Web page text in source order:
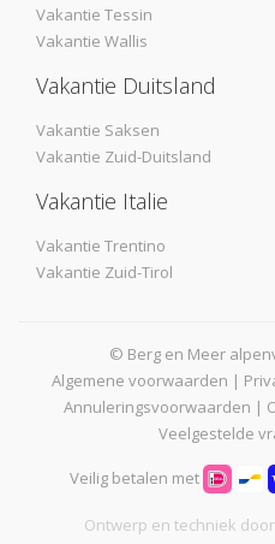
Vakantie Tessin
Vakantie Wallis
Vakantie Duitsland
Vakantie Saksen
Vakantie Zuid-Duitsland
Vakantie Italie
Vakantie Trentino
Vakantie Zuid-Tirol
© Berg en Meer
Algemene voorwaarden |
Annuleringsvoorwaarden |
Veelgestelde
Veilig betalen met
Ontwerp en techniek door